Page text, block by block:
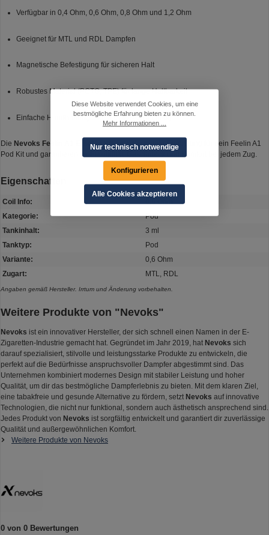
Verfügbar in 0,4 Ohm, 0,6 Ohm, 0,8 Ohm und 1,2 Ohm
Geeignet für MTL und RDL Dampfen
Magnetische Befestigung für sicheren Halt
Robustes Material (PCTG, TPE) für lange Haltbarkeit
Einfache Handhabung – kein Coilwechsel nötig
Die Nevoks Feelin A1 Ersatzpodssind die ideale Ergänzung für dein Feelin A1
Pod Kit und garantieren dir Flexibilität, Geschmack und Komfort bei jedem Zug.
Eigenschaften
Coil Info:
Kategorie:
Pod
Tankinhalt:
3 ml
Tanktyp:
Pod
Variante:
0,6 Ohm
Zugart:
MTL, RDL
Angaben gemäß Hersteller. Irrtum und Änderung vorbehalten.
Weitere Produkte von "Nevoks"
Nevoks ist ein innovativer Hersteller, der sich schnell einen Namen in der E-
Zigaretten-Industrie gemacht hat. Gegründet im Jahr 2019, hat Nevoks sich
darauf spezialisiert, stilvolle und leistungsstarke Produkte zu entwickeln, die
perfekt auf die Bedürfnisse anspruchsvoller Dampfer abgestimmt sind. Das
Unternehmen kombiniert modernes Design mit stabiler Leistung und hoher
Qualität, um dir das bestmögliche Dampferlebnis zu bieten. Mit dem klaren Ziel,
eine tabakfreie und gesunde Alternative zu fördern, setzt Nevoks auf innovative
Technologien, die nicht nur funktional, sondern auch ästhetisch ansprechend sind.
Jedes Produkt von Nevoks ist sorgfältig entwickelt und garantiert dir zuverlässige
Qualität und außergewöhnlichen Komfort.
Weitere Produkte von Nevoks
0 von 0 Bewertungen
Diese Website verwendet Cookies, um eine
bestmögliche Erfahrung bieten zu können.
Mehr Informationen ...
Nur technisch notwendige
Konfigurieren
Alle Cookies akzeptieren